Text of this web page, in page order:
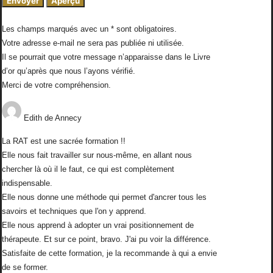
Les champs marqués avec un * sont obligatoires.
Votre adresse e-mail ne sera pas publiée ni utilisée.
Il se pourrait que votre message n’apparaisse dans le Livre
d’or qu’après que nous l’ayons vérifié.
Merci de votre compréhension.
Edith de Annecy
La RAT est une sacrée formation !!
Elle nous fait travailler sur nous-même, en allant nous
chercher là où il le faut, ce qui est complètement
indispensable.
Elle nous donne une méthode qui permet d'ancrer tous les
savoirs et techniques que l'on y apprend.
Elle nous apprend à adopter un vrai positionnement de
thérapeute. Et sur ce point, bravo. J'ai pu voir la différence.
Satisfaite de cette formation, je la recommande à qui a envie
de se former.